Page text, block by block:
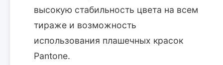
высокую стабильность цвета на всем
тираже и возможность
использования плашечных красок
Pantone.